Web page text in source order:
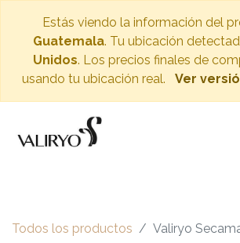
Estás viendo la información del
Guatemala. Tu ubicación
Unidos. Los precios finales de
usando tu ubicación real.
Ver
Todos los productos Valiryo